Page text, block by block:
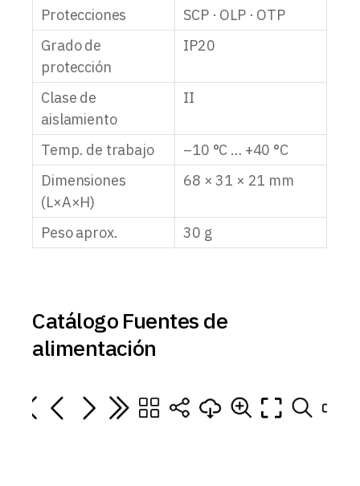
Protecciones
SCP · OLP · OTP
Grado de
protección
IP20
Clase de
aislamiento
II
Temp. de trabajo
–10 °C … +40 °C
Dimensiones
(L×A×H)
68 × 31 × 21 mm
Peso aprox. 30 g
Catálogo Fuentes de
alimentación